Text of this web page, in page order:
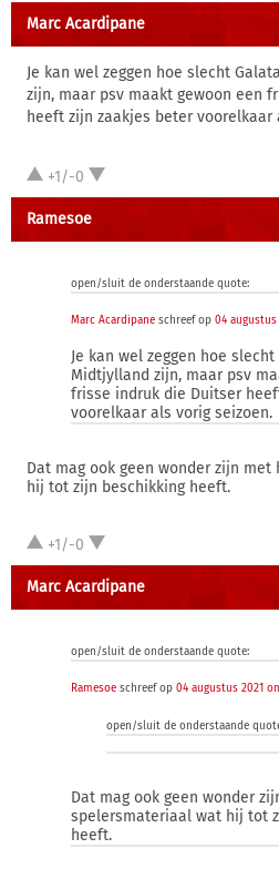
Marc Acardipane
Je kan wel zeggen hoe slecht
zijn, maar psv maakt gewoon een
heeft zijn zaakjes beter voorelkaar
+1/-0
Ramesoe
open/sluit de onderstaande quote:
Marc Acardipane schreef op 04 augustus
Je kan wel zeggen hoe
Midtjylland zijn, maar psv
frisse indruk die Duitser
voorelkaar als vorig seizoen.
Dat mag ook geen wonder zijn
hij tot zijn beschikking heeft.
+1/-0
Marc Acardipane
open/sluit de onderstaande quote:
Ramesoe schreef op 04 augustus 2021
open/sluit de onderstaande
Dat mag ook geen wonder
spelersmateriaal wat hij tot
heeft.